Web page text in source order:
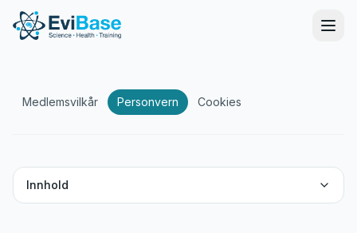
Medlemsvilkår Personvern Cookies
Innhold